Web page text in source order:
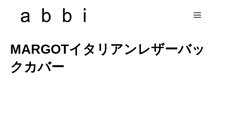
MARGOTイタリアンレザーバッ
クカバー